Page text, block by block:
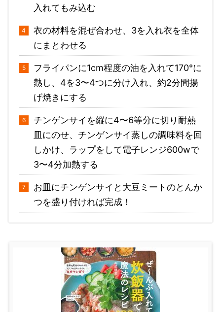
入れてもみ込む
衣の材料を混ぜ合わせ、3を入れ衣を全体
にまとわせる
フライパンに1cm程度の油を入れて170°に
熱し、4を3〜4つに分け入れ、約2分間揚
げ焼きにする
チンゲンサイを縦に4〜6等分に切り耐熱
皿にのせ、チンゲンサイ蒸しの調味料を回
しかけ、ラップをして電子レンジ600wで
3〜4分加熱する
お皿にチンゲンサイと大豆ミートのとんか
つを盛り付ければ完成！